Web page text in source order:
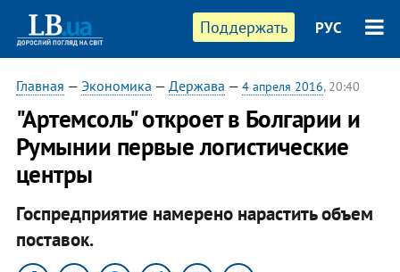
Поддержать РУС
Главная — Экономика — Держава — 4 апреля 2016, 20:40
"Артемсоль" откроет в Болгарии и
Румынии первые логистические
центры
Госпредприятие намерено нарастить объем
поставок.